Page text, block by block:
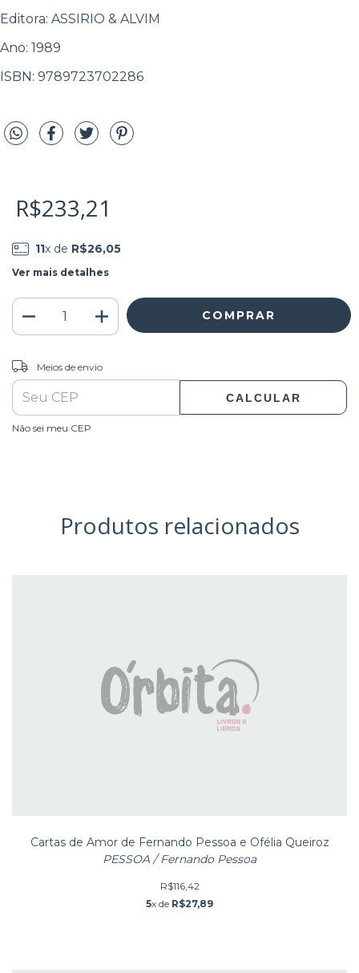
Editora: ASSIRIO & ALVIM
Ano: 1989
ISBN: 9789723702286
R$233,21
11x de R$26,05
Ver mais detalhes
Entregas para o CEP:
Meios de envio
CALCULAR
Não sei meu CEP
Produtos relacionados
Cartas de Amor de Fernando Pessoa e Ofélia Queiroz
PESSOA / Fernando Pessoa
R$116,42
5x de R$27,89